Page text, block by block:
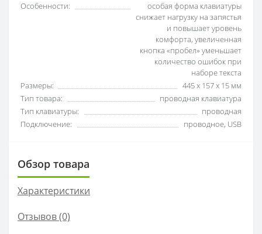
Особенности:
особая форма клавиатуры
снижает нагрузку на запястья
и повышает уровень
комфорта, увеличенная
кнопка «пробел» уменьшает
количество ошибок при
наборе текста
Размеры:
445 х 157 х 15 мм
Тип товара:
проводная клавиатура
Тип клавиатуры:
проводная
Подключение:
проводное, USB
Обзор товара
Характеристики
Отзывов (0)